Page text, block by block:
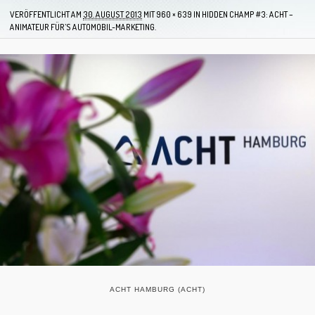
VERÖFFENTLICHT AM 30. AUGUST 2013 MIT960 × 639 IN HIDDEN CHAMP #3: ACHT –
ANIMATEUR FÜR’S AUTOMOBIL-MARKETING.
ACHT HAMBURG (ACHT)